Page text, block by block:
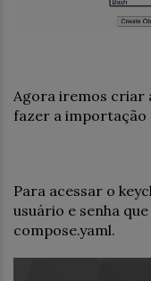
Agora iremos criar
fazer a importação
Para acessar o
usuário e senha
compose.yaml.